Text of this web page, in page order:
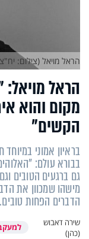
הראל
מקום והוא
הקשים"
בראיון אמוני
בבורא עולם:
גם ברגעים הטובים
מישהו שמכוון את
הדברים הפחות
שירה דאבוש
(כהן)
הראל מויאל (צילום: